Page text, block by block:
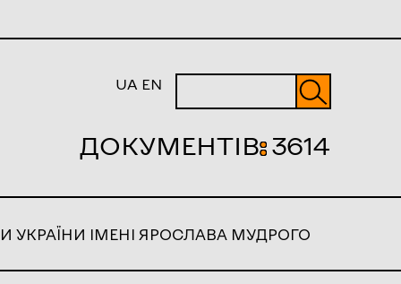
UA EN
ДОКУМЕНТІВ:3614
УКРАЇНИ ІМЕНІ ЯРОСЛАВА МУДРОГО